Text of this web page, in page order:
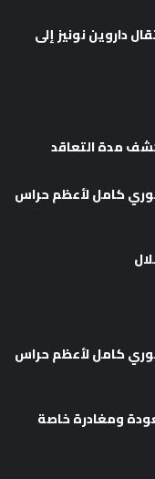
داروين نونيز إلى
مدة التعاقد
كامل لأعظم حراس
كامل لأعظم حراس
ومغادرة خاصة